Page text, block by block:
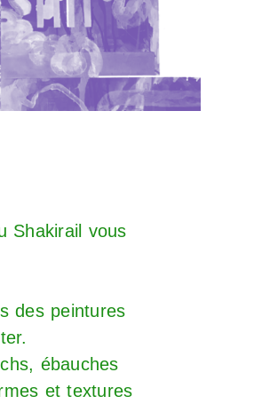
Shakirail vous
des peintures
ébauches
et textures